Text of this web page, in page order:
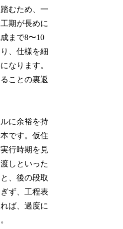
むため、一
期が長めに
まで8〜10
、仕様を細
なります。
ことの裏返
に余裕を持
です。仮住
行時期を見
しといった
、後の段取
ず、工程表
ば、過度に